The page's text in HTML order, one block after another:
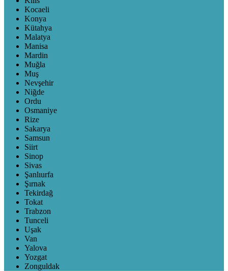
Kocaeli
Konya
Kütahya
Malatya
Manisa
Mardin
Muğla
Muş
Nevşehir
Niğde
Ordu
Osmaniye
Rize
Sakarya
Samsun
Siirt
Sinop
Sivas
Şanlıurfa
Şırnak
Tekirdağ
Tokat
Trabzon
Tunceli
Uşak
Van
Yalova
Yozgat
Zonguldak